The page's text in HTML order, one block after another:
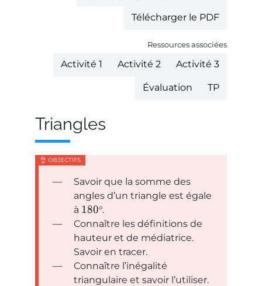
Télécharger le PDF
Ressources associées
Activité 1 Activité 2 Activité 3
Évaluation TP
Triangles
Savoir que la somme des
angles d’un triangle est égale
à 180°.
Connaître les définitions de
hauteur et de médiatrice.
Savoir en tracer.
Connaître l’inégalité
triangulaire et savoir l’utiliser.